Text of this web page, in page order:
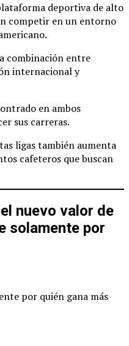
deportiva de alto
competir en un entorno
combinación entre
internacional y
en ambos
sus carreras.
ligas también aumenta
cafeteros que buscan
nuevo valor de
solamente por
por quién gana más